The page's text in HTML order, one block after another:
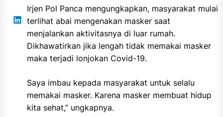
Irjen Pol Panca mengungkapkan, masyarakat mulai
terlihat abai mengenakan masker saat
menjalankan aktivitasnya di luar rumah.
Dikhawatirkan jika lengah tidak memakai masker
maka terjadi lonjokan Covid-19.
Saya imbau kepada masyarakat untuk selalu
memakai masker. Karena masker membuat hidup
kita sehat,” ungkapnya.